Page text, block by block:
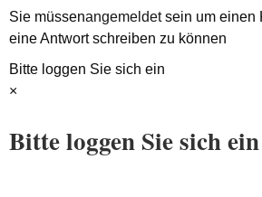
Sie müssenangemeldetsein um einen
eine Antwort schreiben zu können
Bitte loggen Sie sich ein
×
Bitte loggen Sie sich ein